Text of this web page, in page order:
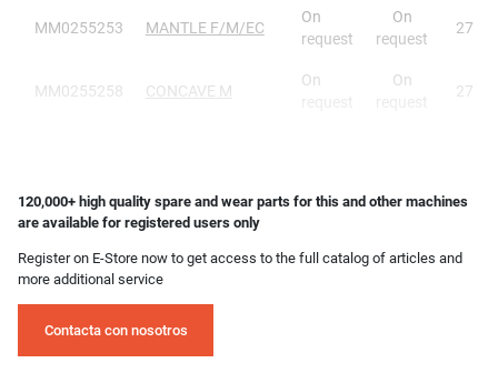
MM0255253 MANTLE F/M/EC
On
request
On
request
27
MM0255258 CONCAVE M
On
On
27
120,000+ high quality spare and wear parts for this and other machines
are available for registered users only
Register on E-Store now to get access to the full catalog of articles and
more additional service
Contacta con nosotros